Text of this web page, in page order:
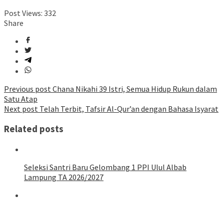
Post Views: 332
Share
Post
navigation
Previous postChana Nikahi 39 Istri, Semua Hidup Rukun dalam
Satu Atap
Next post Telah Terbit, Tafsir Al-Qur’an dengan Bahasa Isyarat
Related posts
Seleksi Santri Baru Gelombang 1 PPI Ulul Albab
Lampung TA 2026/2027